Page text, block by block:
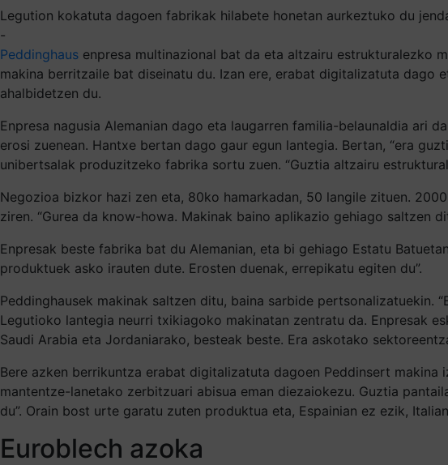
Legution kokatuta dagoen fabrikak hilabete honetan aurkeztuko du
-
Peddinghaus enpresa multinazional bat da eta altzairu estrukturalezko
makina berritzaile bat diseinatu du. Izan ere, erabat digitalizatuta
ahalbidetzen du.
Enpresa nagusia Alemanian dago eta laugarren familia-belaunaldia ari
erosi zuenean. Hantxe bertan dago gaur egun lantegia. Bertan, “era
unibertsalak produzitzeko fabrika sortu zuen. “Guztia altzairu
Negozioa bizkor hazi zen eta, 80ko hamarkadan, 50 langile zituen.
ziren. “Gurea da know-howa. Makinak baino aplikazio gehiago saltzen
Enpresak beste fabrika bat du Alemanian, eta bi gehiago Estatu
produktuek asko irauten dute. Erosten duenak, errepikatu egiten du”.
Peddinghausek makinak saltzen ditu, baina sarbide pertsonalizatuekin.
Legutioko lantegia neurri txikiagoko makinatan zentratu da. Enpresak
Saudi Arabia eta Jordaniarako, besteak beste. Era askotako
Bere azken berrikuntza erabat digitalizatuta dagoen Peddinsert makina
mantentze-lanetako zerbitzuari abisua eman diezaiokezu. Guztia
du”. Orain bost urte garatu zuten produktua eta, Espainian ez ezik,
Euroblech azoka